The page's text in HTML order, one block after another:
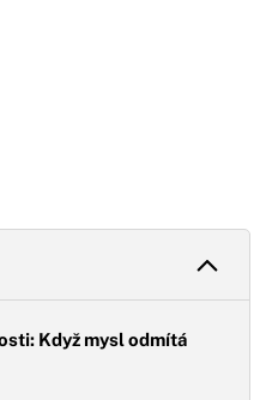
Když mysl odmítá